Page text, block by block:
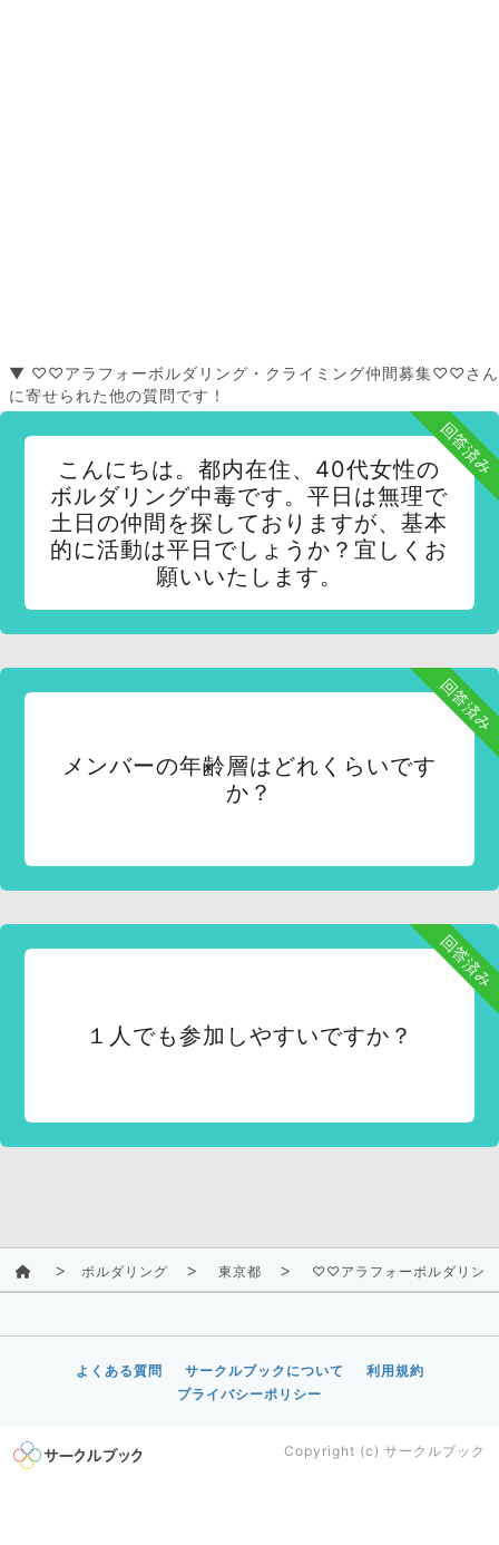
▼ ♡♡アラフォーボルダリング・クライミング仲間募集♡♡さん
に寄せられた他の質問です！
回答済み
こんにちは。都内在住、40代女性の
ボルダリング中毒です。平日は無理で
土日の仲間を探しておりますが、基本
的に活動は平日でしょうか？宜しくお
願いいたします。
回答済み
メンバーの年齢層はどれくらいです
か？
回答済み
１人でも参加しやすいですか？
ボルダリング 東京都 ♡♡アラフォーボルダリン
よくある質問 サークルブックについて
利用規約
プライバシーポリシー
Copyright (c) サークルブック